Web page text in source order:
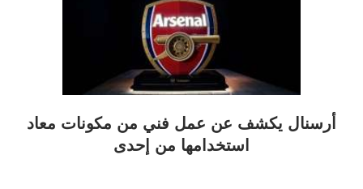
أرسنال يكشف عن عمل فني من مكونات معاد
استخدامها من إحدى